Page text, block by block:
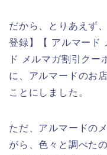
だから、とりあえず
登録】【 アルマード
ド メルマガ割引クー
に、アルマードのお
ことにしました。
ただ、アルマードの
がら、色々と調べた